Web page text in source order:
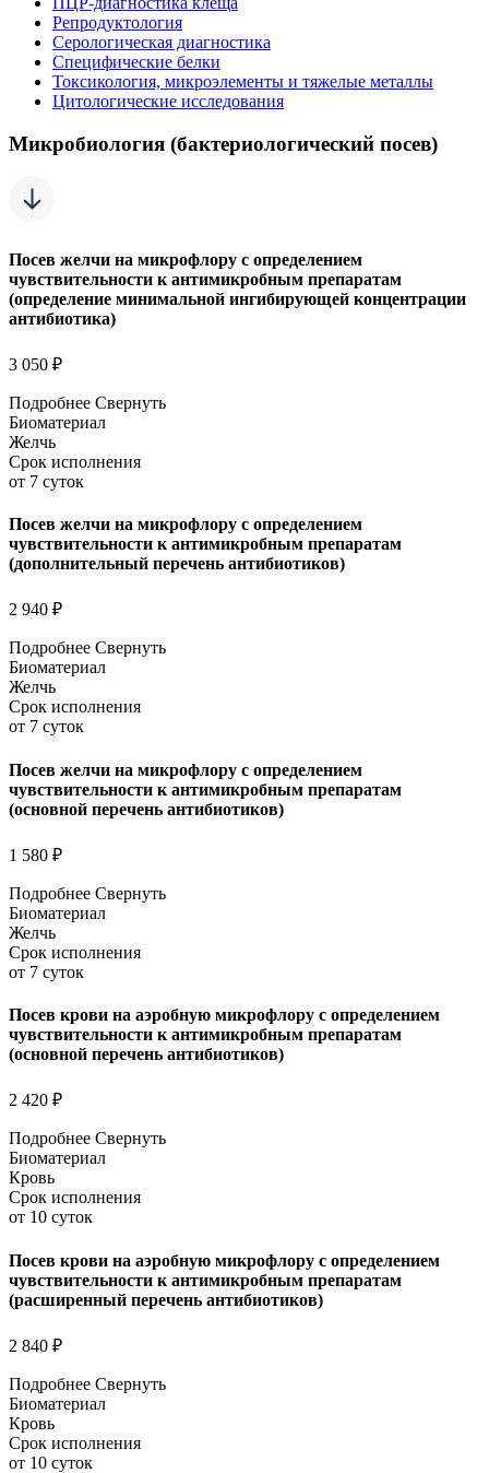
Репродуктология
Серологическая диагностика
Специфические белки
Токсикология, микроэлементы и тяжелые металлы
Цитологические исследования
Микробиология (бактериологический посев)
Посев желчи на микрофлору с определением
чувствительности к антимикробным препаратам
(определение минимальной ингибирующей концентрации
антибиотика)
3 050 ₽
Подробнее Свернуть
Биоматериал
Желчь
Срок исполнения
от 7 суток
Посев желчи на микрофлору с определением
чувствительности к антимикробным препаратам
(дополнительный перечень антибиотиков)
2 940 ₽
Подробнее Свернуть
Биоматериал
Желчь
Срок исполнения
от 7 суток
Посев желчи на микрофлору с определением
чувствительности к антимикробным препаратам
(основной перечень антибиотиков)
1 580 ₽
Подробнее Свернуть
Биоматериал
Желчь
Срок исполнения
от 7 суток
Посев крови на аэробную микрофлору с определением
чувствительности к антимикробным препаратам
(основной перечень антибиотиков)
2 420 ₽
Подробнее Свернуть
Биоматериал
Кровь
Срок исполнения
от 10 суток
Посев крови на аэробную микрофлору с определением
чувствительности к антимикробным препаратам
(расширенный перечень антибиотиков)
2 840 ₽
Подробнее Свернуть
Биоматериал
Кровь
Срок исполнения
от 10 суток